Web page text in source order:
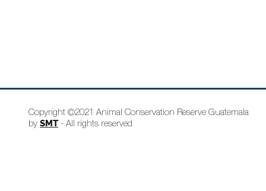
Copyright ©2021 Animal Conservation Reserve Guatemala
by SMT - All rights reserved